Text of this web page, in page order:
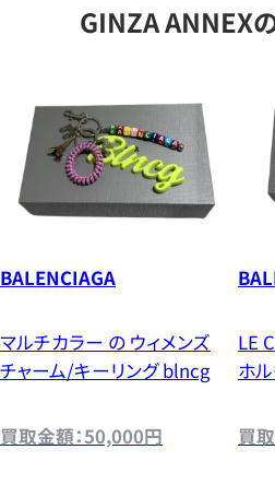
GINZA ANNEX
BALENCIAGA
マルチカラー の ウィメンズ
チャーム/キーリング blncg
買取金額：50,000円
LE
ホ
買